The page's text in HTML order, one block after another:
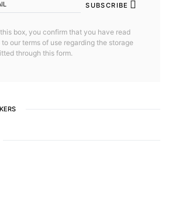
SUBSCRIBE
box, you confirm that you have read
our terms of use regarding the storage
through this form.